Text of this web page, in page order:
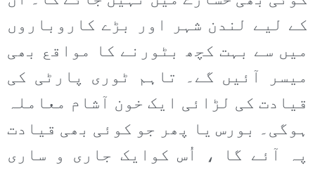
کے لیے لندن شہر اور بڑے کاروباروں
میں سے بہت کچھ بٹورنے کا مواقع بھی
میسر آئیں گے۔ تاہم ٹوری پارٹی کی
قیادت کی لڑائی ایک خون آشام معاملہ
ہوگی۔ بورس یا پھر جو کوئی بھی قیادت
پہ آئے گا ، اُس کوایک جاری و ساری